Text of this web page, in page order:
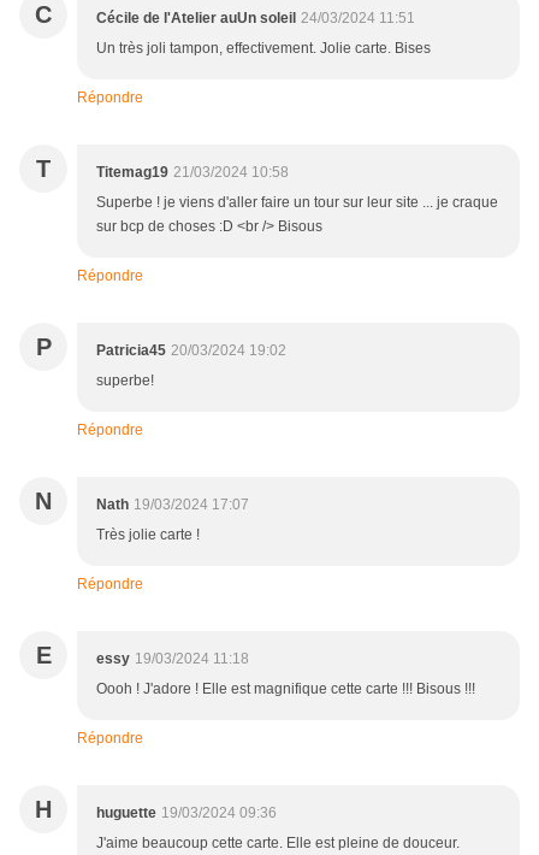
C Cécile de l'Atelier auUn soleil 24/03/2024 11:51
Un très joli tampon, effectivement. Jolie carte. Bises
Répondre
T Titemag19 21/03/2024 10:58
Superbe ! je viens d'aller faire un tour sur leur site ... je craque
sur bcp de choses :D <br /> Bisous
Répondre
P Patricia45 20/03/2024 19:02
superbe!
Répondre
N Nath 19/03/2024 17:07
Très jolie carte !
Répondre
E essy 19/03/2024 11:18
Oooh ! J'adore ! Elle est magnifique cette carte !!! Bisous !!!
Répondre
H huguette 19/03/2024 09:36
J'aime beaucoup cette carte. Elle est pleine de douceur.